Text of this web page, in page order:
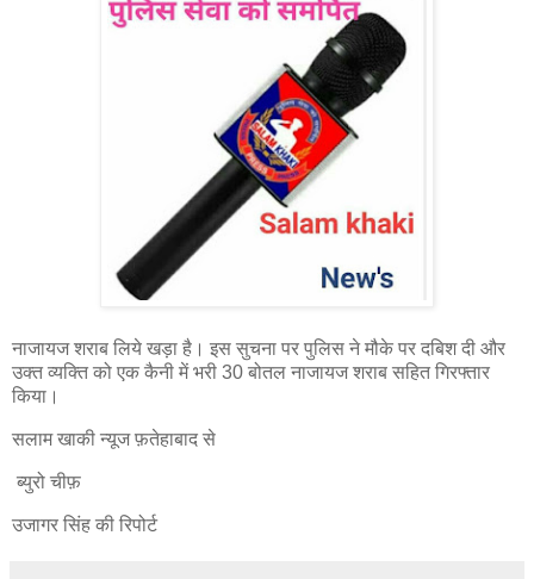
नाजायज शराब लिये खड़ा है। इस सुचना पर पुलिस ने मौके पर दबिश दी और
उक्त व्यक्ति को एक कैनी में भरी 30 बोतल नाजायज शराब सहित गिरफ्तार
किया।
सलाम खाकी न्यूज फ़तेहाबाद से
ब्युरो चीफ़
उजागर सिंह की रिपोर्ट